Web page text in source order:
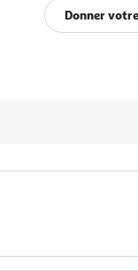
Donner